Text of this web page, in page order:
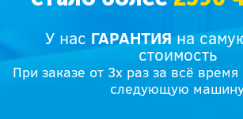
У нас ГАРАНТИЯна
стоимость
При заказе от 3х раз за всё
следующую